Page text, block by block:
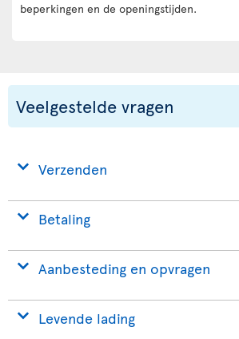
beperkingen en de openingstijden.
Veelgestelde vragen
Verzenden
Betaling
Aanbesteding en opvragen
Levende lading